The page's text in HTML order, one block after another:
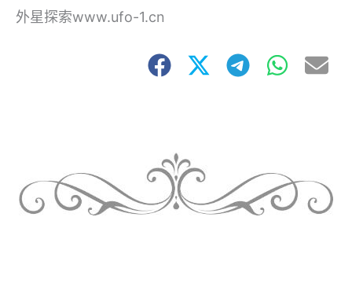
外星探索www.ufo-1.cn